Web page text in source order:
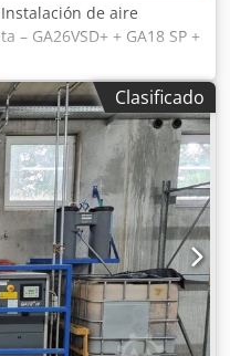
de aire
GA26VSD+ + GA18 SP +
a la venta una
Copco de segunda
del sistema: •
2016 - Horas
h - Potencia: 26 kW -
- Caudal volumétrico:
• Atlas Copco GA18 SP
de funcionamiento:
Ahuof - Potencia: 18,5
bar - Caudal: 48,3 l/s -
Atlas Copco FX11
2016 - Presión
- Conexión: 230 V -
Clasificado